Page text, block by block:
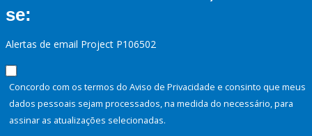
se:
Alertas de email Project P106502
Concordo com os termos do Aviso de Privacidade e consinto que meus
dados pessoais sejam processados, na medida do necessário, para
assinar as atualizações selecionadas.